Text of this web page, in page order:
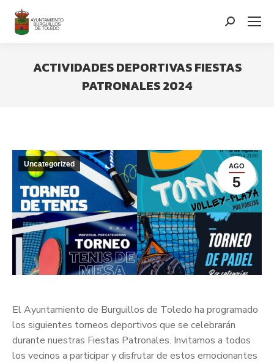
contenido
Search:
ACTIVIDADES DEPORTIVAS FIESTAS
PATRONALES 2024
AGO
5
Uncategorized
El Ayuntamiento de Burguillos de Toledo ha programado
los siguientes torneos deportivos que se celebrarán
durante nuestras Fiestas Patronales. Invitamos a todos
los vecinos a participar y disfrutar de estos emocionantes